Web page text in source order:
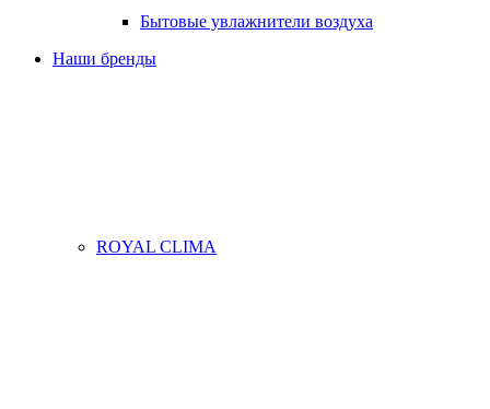
Бытовые увлажнители воздуха
Наши бренды
ROYAL CLIMA